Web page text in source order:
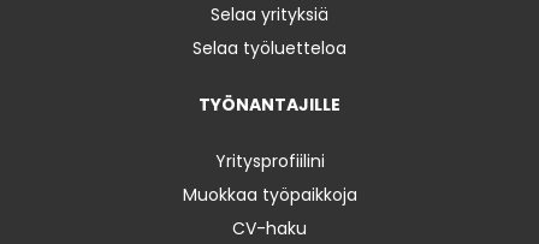
Selaa yrityksiä
Selaa työluetteloa
TYÖNANTAJILLE
Yritysprofiilini
Muokkaa työpaikkoja
CV-haku